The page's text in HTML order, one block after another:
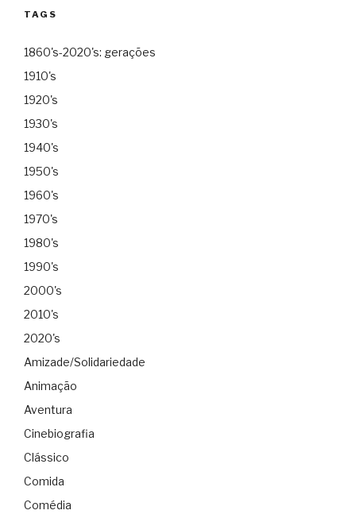
TAGS
1860's-2020's: gerações
1910's
1920's
1930's
1940's
1950's
1960's
1970's
1980's
1990's
2000's
2010's
2020's
Amizade/Solidariedade
Animação
Aventura
Cinebiografia
Clássico
Comida
Comédia